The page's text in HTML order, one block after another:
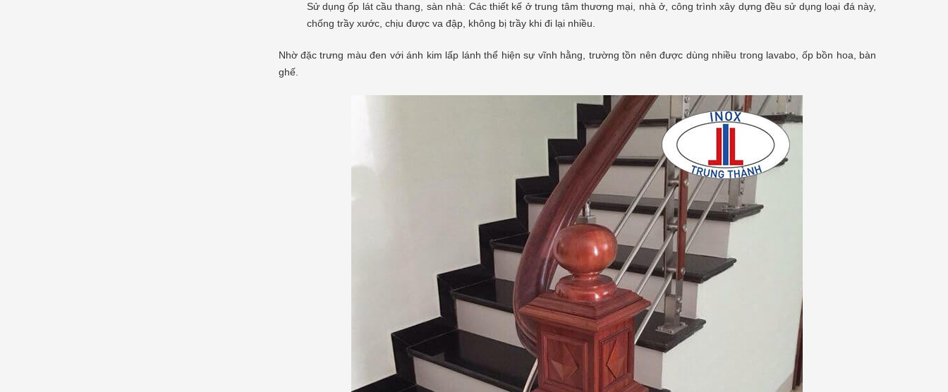
Sử dụng ốp lát cầu thang, sàn nhà: Các thiết kế ở trung tâm thương mại, nhà ở, công trình xây dựng đều sử dụng loại đá này,
chống trầy xước, chịu được va đập, không bị trầy khi đi lại nhiều.
Nhờ đặc trưng màu đen với ánh kim lấp lánh thể hiện sự vĩnh hằng, trường tồn nên được dùng nhiều trong lavabo, ốp bồn hoa, bàn
ghế.